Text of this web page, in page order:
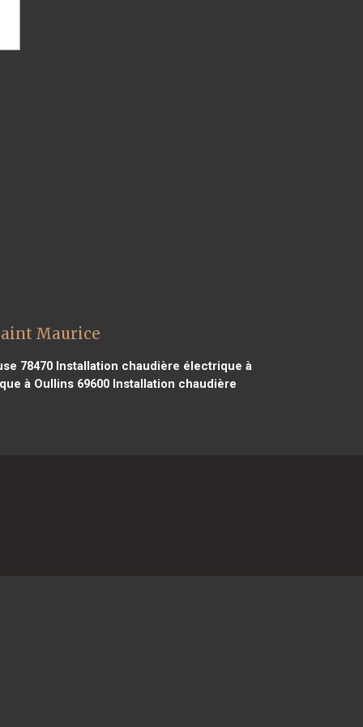
Maurice
78470Installation chaudière électrique à
à Oullins 69600 Installation chaudière